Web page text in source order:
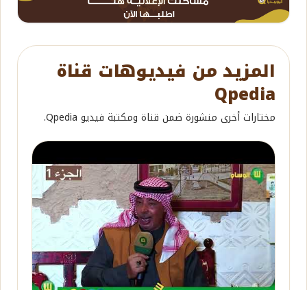
المزيد من فيديوهات قناة
Qpedia
مختارات أخرى منشورة ضمن قناة ومكتبة فيديو Qpedia.